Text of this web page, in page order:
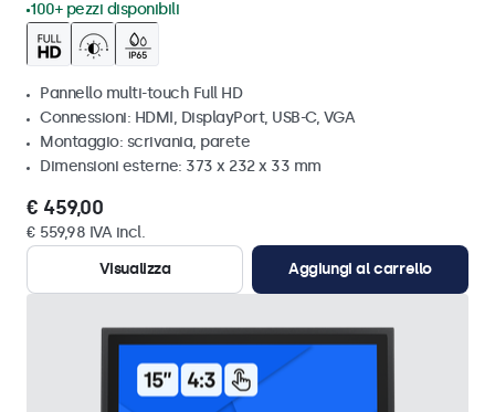
100+ pezzi disponibili
Pannello multi-touch Full HD
Connessioni: HDMI, DisplayPort, USB-C, VGA
Montaggio: scrivania, parete
Dimensioni esterne: 373 x 232 x 33 mm
€ 459,00
€ 559,98 IVA incl.
Visualizza
Aggiungi al carrello